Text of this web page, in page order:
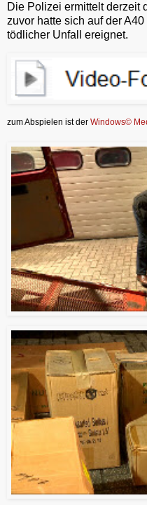
Die Polizei ermittelt derzeit
zuvor hatte sich auf der
tödlicher Unfall ereignet.
zum Abspielen ist der Windows©